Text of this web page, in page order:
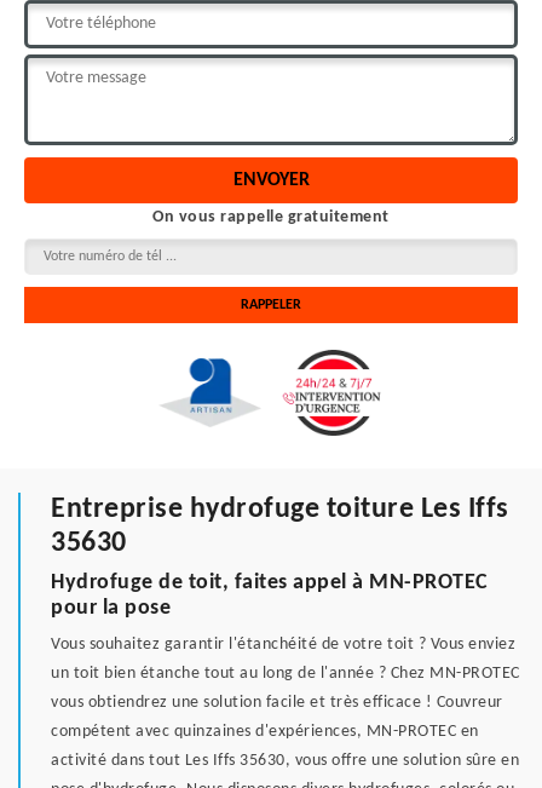
On vous rappelle gratuitement
Entreprise hydrofuge toiture Les Iffs
35630
Hydrofuge de toit, faites appel à MN-PROTEC
pour la pose
Vous souhaitez garantir l'étanchéité de votre toit ? Vous enviez
un toit bien étanche tout au long de l'année ? Chez MN-PROTEC
vous obtiendrez une solution facile et très efficace ! Couvreur
compétent avec quinzaines d'expériences, MN-PROTEC en
activité dans tout Les Iffs 35630, vous offre une solution sûre en